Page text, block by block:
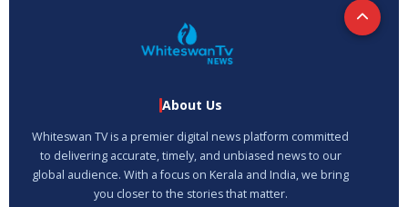
About Us
Whiteswan TV is a premier digital news platform committed
to delivering accurate, timely, and unbiased news to our
global audience. With a focus on Kerala and India, we bring
you closer to the stories that matter.